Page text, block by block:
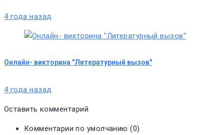
4 года назад
Онлайн- викторина "Литературный вызов"
4 года назад
Оставить комментарий
Комментарии по умолчанию (0)